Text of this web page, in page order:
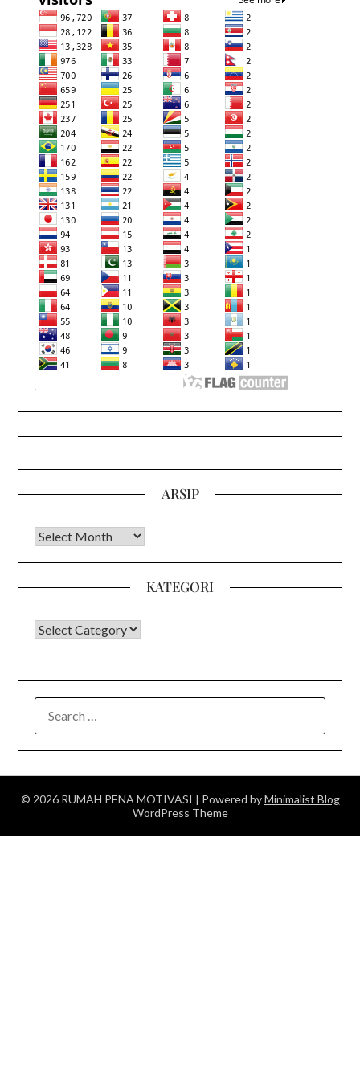
ARSIP
Arsip
KATEGORI
KATEGORI
FOR:
© 2026 RUMAH PENA MOTIVASI | Powered byMinimalist Blog
WordPress Theme